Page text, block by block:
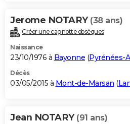
Jerome NOTARY (38 ans)
Créer une cagnotte obsèques
Naissance
23/10/1976 à Bayonne (Pyrénées-
Décès
03/05/2015 à Mont-de-Marsan (
Jean NOTARY (91 ans)